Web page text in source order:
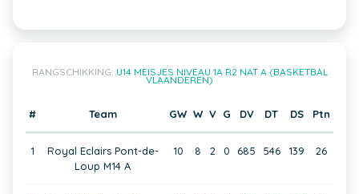
RANGSCHIKKING: U14 MEISJES NIVEAU 1A R2 NAT A (BASKETBAL
VLAANDEREN)
# Team GW W V G DV DT DS Ptn
1
Royal Eclairs Pont-de-
Loup M14 A
10 8 2 0 685 546 139 26